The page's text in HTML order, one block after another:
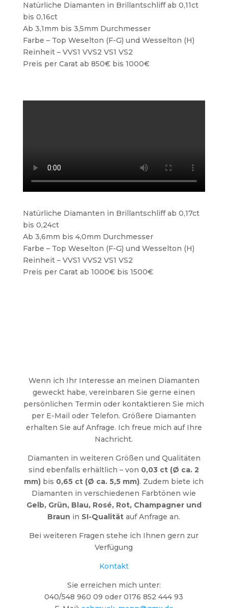
Natürliche Diamanten in Brillantschliff ab 0,11ct
bis 0,16ct
Ab 3,1mm bis 3,5mm Durchmesser
Farbe – Top Weselton (F-G) und Wesselton (H)
Reinheit – VVS1 VVS2 VS1 VS2
Preis per Carat ab 850€ bis 1000€
Natürliche Diamanten in Brillantschliff ab 0,17ct
bis 0,24ct
Ab 3,6mm bis 4,0mm Durchmesser
Farbe – Top Weselton (F-G) und Wesselton (H)
Reinheit – VVS1 VVS2 VS1 VS2
Preis per Carat ab 1000€ bis 1500€
Wenn ich Ihr Interesse an meinen Diamanten
geweckt habe, vereinbaren Sie gerne einen
persönlichen Termin oder kontaktieren Sie mich
per E-Mail oder Telefon. Größere Diamanten
erhalten Sie auf Anfrage. Ich freue mich auf Ihre
Nachricht.
Diamanten in weiteren Größen und Qualitäten
sind ebenfalls erhältlich – von 0,03 ct (Ø ca. 2
mm) bis 0,65 ct (Ø ca. 5,5 mm). Zudem biete ich
Diamanten in verschiedenen Farbtönen wie
Gelb, Grün, Blau, Rosé, Rot, Champagner und
Braun in SI-Qualität auf Anfrage an.
Bei weiteren Fragen stehe ich Ihnen gern zur
Verfügung
Kontakt
Sie erreichen mich unter:
040/548 960 09 oder 0176 852 444 93